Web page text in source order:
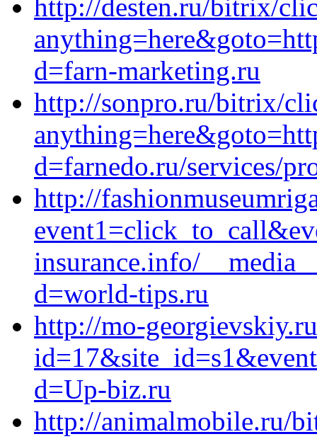
http://desten.ru/bitrix/
d=farn-marketing.ru
http://sonpro.ru/bitrix/
d=farnedo.ru/services/
http://
insurance.info/
d=world-tips.ru
http://mo-
d=Up-biz.ru
http://animalmobile.ru/